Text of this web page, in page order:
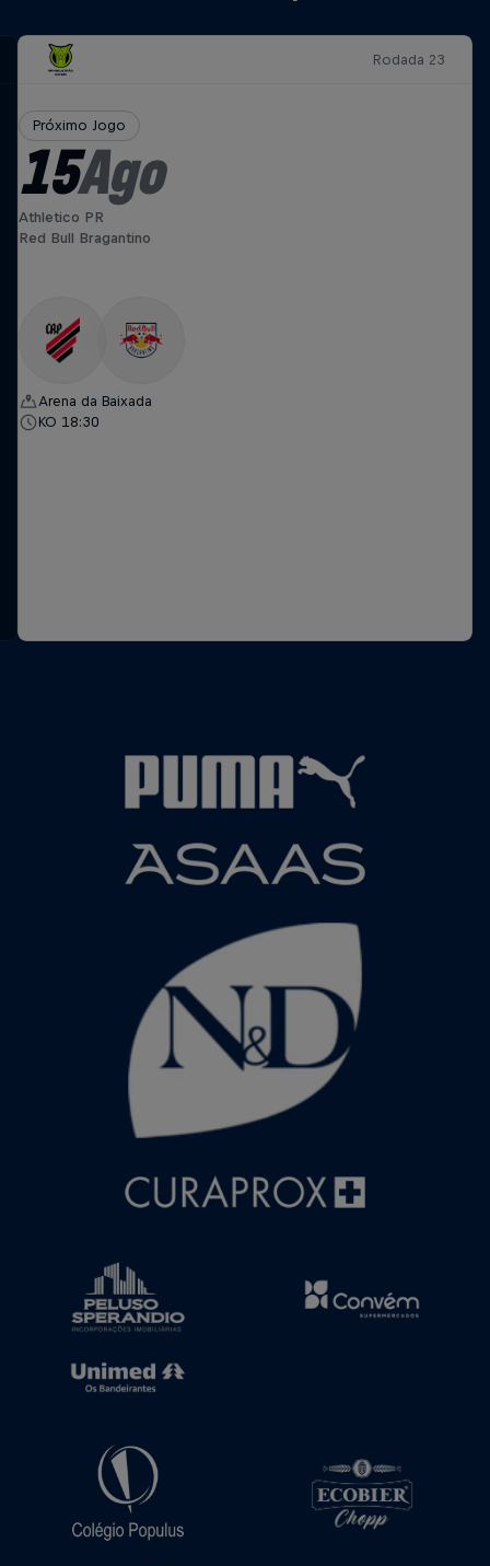
Rodada 23
Próximo Jogo
15Ago
Athletico PR
Red Bull Bragantino
Arena da Baixada
KO 18:30